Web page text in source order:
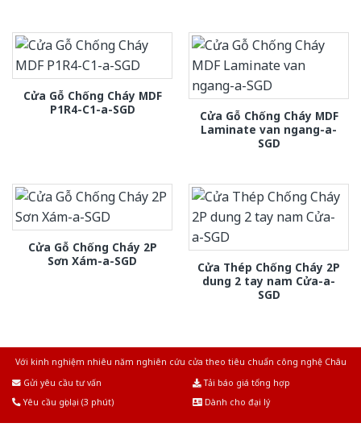
Cửa Gỗ Chống Cháy MDF
P1R4-C1-a-SGD
Cửa Gỗ Chống Cháy MDF
Laminate van ngang-a-
SGD
Cửa Gỗ Chống Cháy 2P
Sơn Xám-a-SGD
Cửa Thép Chống Cháy 2P
dung 2 tay nam Cửa-a-
SGD
Với kinh nghiệm nhiêu năm nghiên cứu cửa theo tiêu chuẩn công nghệ Châu
Gửi yêu cầu tư vấn
Tải báo giá tổng hợp
Yêu cầu gọi lại (3 phút)
Dành cho đại lý